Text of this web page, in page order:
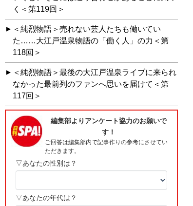
く＜第119回＞
＜純烈物語＞売れない芸人たちも働いてい
た……大江戸温泉物語の「働く人」の力＜第
118回＞
＜純烈物語＞最後の大江戸温泉ライブに来られ
なかった最前列のファンへ思いを届けて＜第
117回＞